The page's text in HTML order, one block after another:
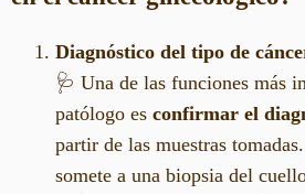
Diagnóstico del tipo de
🩺 Una de las funciones más
patólogo es confirmar el
partir de las muestras
somete a una biopsia del